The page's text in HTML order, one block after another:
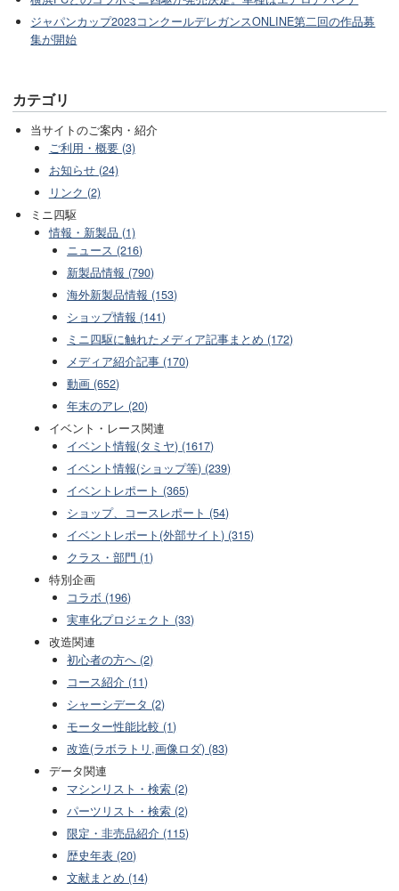
ジャパンカップ2023コンクールデレガンスONLINE第二回の作品募
集が開始
カテゴリ
当サイトのご案内・紹介
ご利用・概要 (3)
お知らせ (24)
リンク (2)
ミニ四駆
情報・新製品 (1)
ニュース (216)
新製品情報 (790)
海外新製品情報 (153)
ショップ情報 (141)
ミニ四駆に触れたメディア記事まとめ (172)
メディア紹介記事 (170)
動画 (652)
年末のアレ (20)
イベント・レース関連
イベント情報(タミヤ) (1617)
イベント情報(ショップ等) (239)
イベントレポート (365)
ショップ、コースレポート (54)
イベントレポート(外部サイト) (315)
クラス・部門 (1)
特別企画
コラボ (196)
実車化プロジェクト (33)
改造関連
初心者の方へ (2)
コース紹介 (11)
シャーシデータ (2)
モーター性能比較 (1)
改造(ラボラトリ,画像ロダ) (83)
データ関連
マシンリスト・検索 (2)
パーツリスト・検索 (2)
限定・非売品紹介 (115)
歴史年表 (20)
文献まとめ (14)